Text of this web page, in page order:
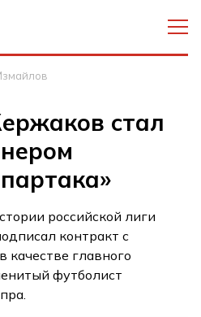
стал
российской лиги
контракт с
качестве главного
футболист